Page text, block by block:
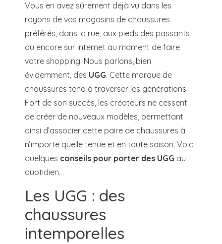
Vous en avez sûrement déjà vu dans les
rayons de vos magasins de chaussures
préférés, dans la rue, aux pieds des passants
ou encore sur Internet au moment de faire
votre shopping. Nous parlons, bien
évidemment, des UGG. Cette marque de
chaussures tend à traverser les générations.
Fort de son succès, les créateurs ne cessent
de créer de nouveaux modèles, permettant
ainsi d’associer cette paire de chaussures à
n’importe quelle tenue et en toute saison. Voici
quelques conseils pour porter des UGG au
quotidien.
Les UGG : des
chaussures
intemporelles